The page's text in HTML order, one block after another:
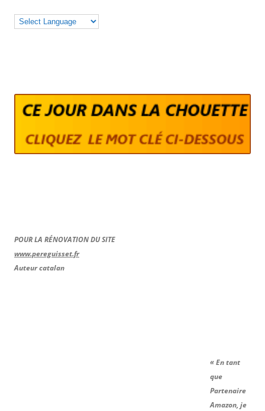
POUR LA RÉNOVATION DU SITE
www.pereguisset.fr
Auteur catalan
« En tant
que
Partenaire
Amazon, je